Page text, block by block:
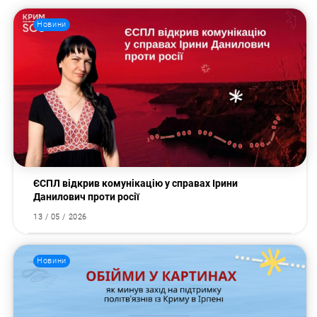
Новини
ЄСПЛ відкрив комунікацію у справах Ірини
Данилович проти росії
13 / 05 / 2026
Новини